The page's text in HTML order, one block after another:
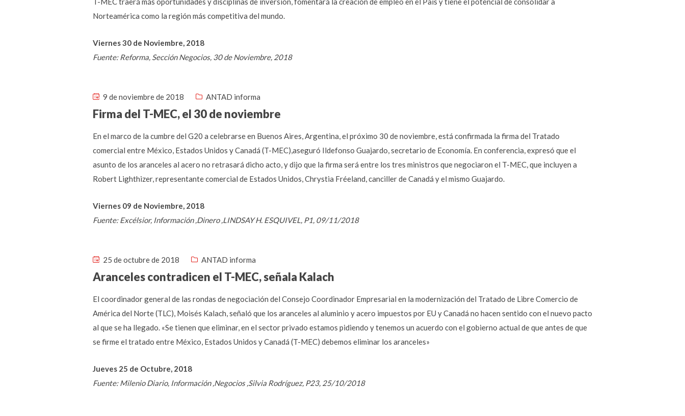
Norteamérica como la región más competitiva del mundo.
Viernes 30 de Noviembre, 2018
Fuente: Reforma, Sección Negocios, 30 de Noviembre, 2018
9 de noviembre de 2018 ANTAD informa
Firma del T-MEC, el 30 de noviembre
En el marco de la cumbre del G20 a celebrarse en Buenos Aires, Argentina, el próximo 30 de noviembre, está confirmada la firma del Tratado
comercial entre México, Estados Unidos y Canadá (T-MEC),aseguró Ildefonso Guajardo, secretario de Economía. En conferencia, expresó que el
asunto de los aranceles al acero no retrasará dicho acto, y dijo que la firma será entre los tres ministros que negociaron el T-MEC, que incluyen a
Robert Lighthizer, representante comercial de Estados Unidos, Chrystia Fréeland, canciller de Canadá y el mismo Guajardo.
Viernes 09 de Noviembre, 2018
Fuente: Excélsior, Información ,Dinero ,LINDSAY H. ESQUIVEL, P1, 09/11/2018
25 de octubre de 2018 ANTAD informa
Aranceles contradicen el T-MEC, señala Kalach
El coordinador general de las rondas de negociación del Consejo Coordinador Empresarial en la modernización del Tratado de Libre Comercio de
América del Norte (TLC), Moisés Kalach, señaló que los aranceles al aluminio y acero impuestos por EU y Canadá no hacen sentido con el nuevo pacto
al que se ha llegado. «Se tienen que eliminar, en el sector privado estamos pidiendo y tenemos un acuerdo con el gobierno actual de que antes de que
se firme el tratado entre México, Estados Unidos y Canadá (T-MEC) debemos eliminar los aranceles»
Jueves 25 de Octubre, 2018
Fuente: Milenio Diario, Información ,Negocios ,Silvia Rodríguez, P23, 25/10/2018